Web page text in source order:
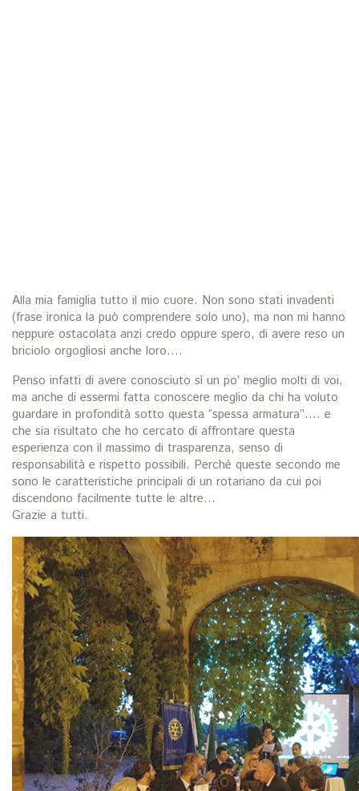
Alla mia famiglia tutto il mio cuore. Non sono stati invadenti
(frase ironica la può comprendere solo uno), ma non mi hanno
neppure ostacolata anzi credo oppure spero, di avere reso un
briciolo orgogliosi anche loro….
Penso infatti di avere conosciuto sì un po’ meglio molti di voi,
ma anche di essermi fatta conoscere meglio da chi ha voluto
guardare in profondità sotto questa “spessa armatura”…. e
che sia risultato che ho cercato di affrontare questa
esperienza con il massimo di trasparenza, senso di
responsabilità e rispetto possibili. Perchè queste secondo me
sono le caratteristiche principali di un rotariano da cui poi
discendono facilmente tutte le altre…
Grazie a tutti.